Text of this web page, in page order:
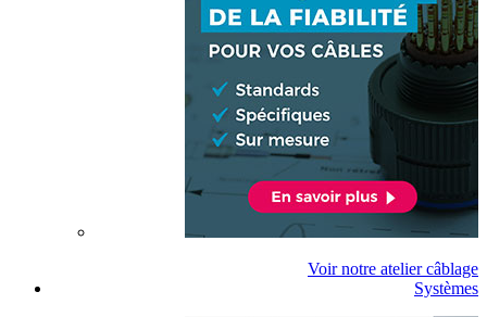
Voir notre atelier câblage
Systèmes